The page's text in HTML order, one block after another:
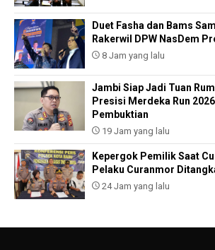
Duet Fasha dan Bams
Rakerwil DPW NasDem
8 Jam yang lalu
Jambi Siap Jadi Tuan
Presisi Merdeka Run
Pembuktian
19 Jam yang lalu
Kepergok Pemilik Saat
Pelaku Curanmor
24 Jam yang lalu